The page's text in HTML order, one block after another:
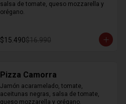
salsa de tomate, queso mozzarella y
orégano.
$15.490$16.990
Pizza Camorra
Jamón acaramelado, tomate,
aceitunas negras, salsa de tomate,
queso mozzarella y orégano.